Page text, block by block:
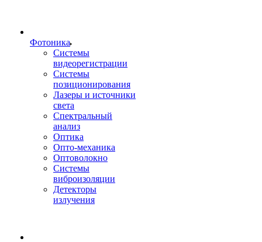
Фотоника
Cистемы
видеорегистрации
Системы
позиционирования
Лазеры и источники
света
Спектральный
анализ
Оптика
Опто-механика
Оптоволокно
Системы
виброизоляции
Детекторы
излучения